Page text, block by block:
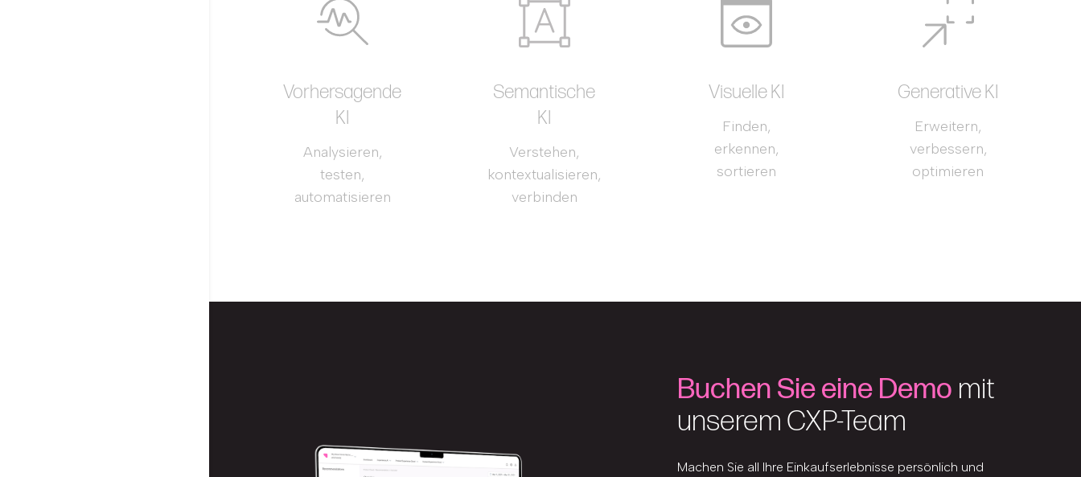
Vorhersagende
KI
Analysieren,
testen,
automatisieren
Semantische
KI
Verstehen,
kontextualisieren,
verbinden
Visuelle KI
Finden,
erkennen,
sortieren
Generative KI
Erweitern,
verbessern,
optimieren
Buchen Sie eine Demo mit
unserem CXP-Team
Machen Sie all Ihre Einkaufserlebnisse persönlich und